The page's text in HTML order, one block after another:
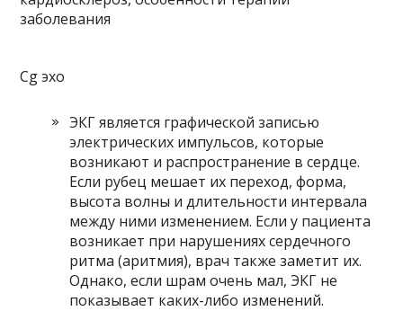
Cg эхо
ЭКГ является графической записью
электрических импульсов, которые
возникают и распространение в сердце.
Если рубец мешает их переход, форма,
высота волны и длительности интервала
между ними изменением. Если у пациента
возникает при нарушениях сердечного
ритма (аритмия), врач также заметит их.
Однако, если шрам очень мал, ЭКГ не
показывает каких-либо изменений.